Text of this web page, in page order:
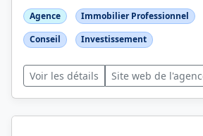
Agence
Immobilier Professionnel
Conseil
Investissement
Voir les détails Site web de